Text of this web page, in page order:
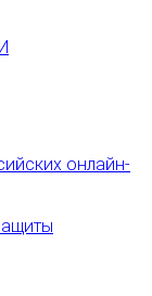
онлайн-